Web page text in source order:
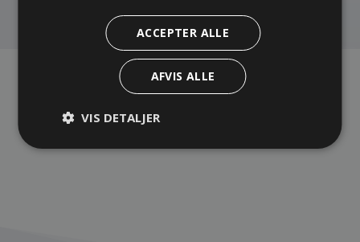
ACCEPTER ALLE
AFVIS ALLE
VIS DETALJER